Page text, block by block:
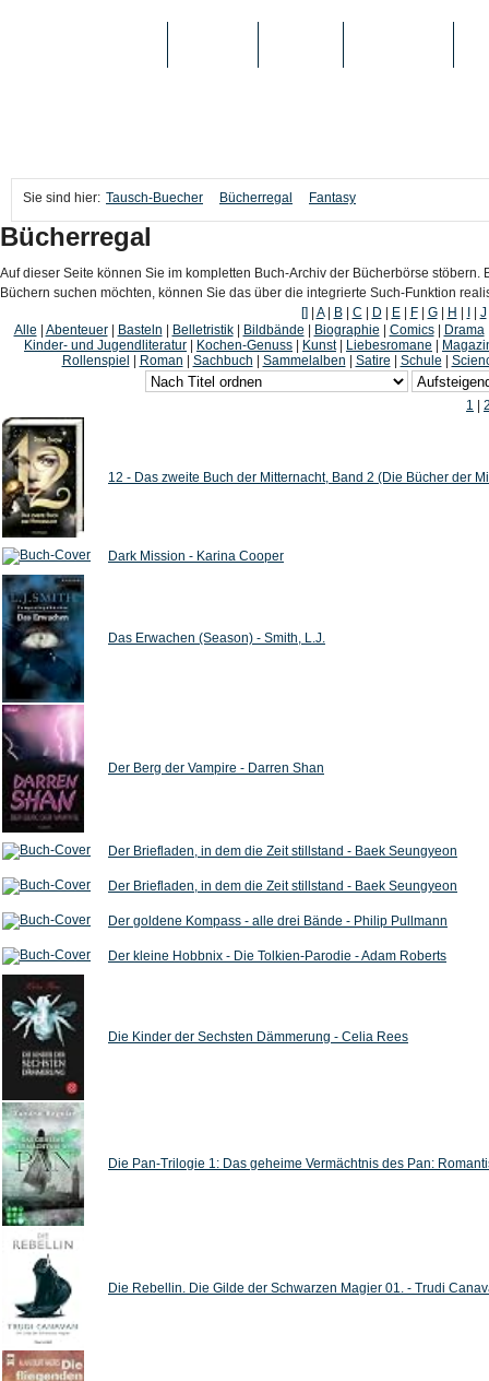
Sie sind hier: Tausch-Buecher Bücherregal Fantasy
Bücherregal
Auf dieser Seite können Sie im kompletten Buch-Archiv der Bücherbörse
Büchern suchen möchten, können Sie das über die integrierte Such-Funktion
[]
A| B| C D E| F| G| H J
Alle
Abenteuer| Basteln Belletristik| Bildbände Biographie Comics| Drama
Kinder- und Jugendliteratur
Kochen-Genuss Kunst| Liebesromane
Rollenspiel
Roman Sachbuch Sammelalben Satire Schule
1
12 - Das zweite Buch der Mitternacht, Band 2 (Die Bücher der
Dark Mission - Karina Cooper
Das Erwachen (Season) - Smith, L.J.
Der Berg der Vampire - Darren Shan
Der Briefladen, in dem die Zeit stillstand - Baek Seungyeon
Der Briefladen, in dem die Zeit stillstand - Baek Seungyeon
Der goldene Kompass - alle drei Bände - Philip Pullmann
Der kleine Hobbnix - Die Tolkien-Parodie - Adam Roberts
Die Kinder der Sechsten Dämmerung - Celia Rees
Die Pan-Trilogie 1: Das geheime Vermächtnis des Pan:
Die Rebellin. Die Gilde der Schwarzen Magier 01. - Trudi